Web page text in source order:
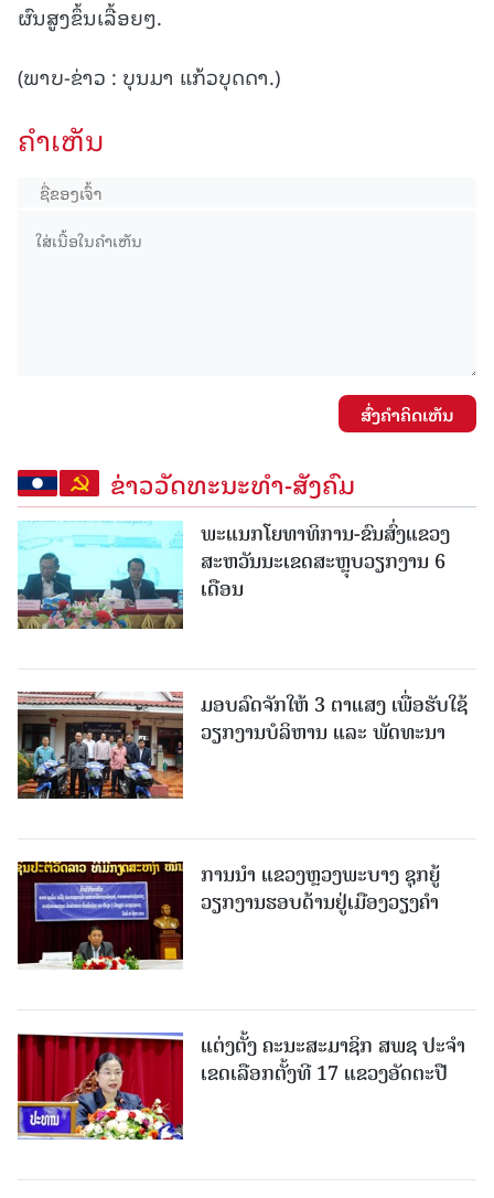
ຜົນສູງຂຶ້ນເລື້ອຍໆ.
(ພາບ-ຂ່າວ : ບຸນມາ ແກ້ວບຸດດາ.)
ຄໍາເຫັນ
ສົ່ງຄໍາຄິດເຫັນ
ຂ່າວວັດທະນະທຳ-ສັງຄົມ
ພະແນກໂຍທາທິການ-ຂົນສົ່ງແຂວງ
ສະຫວັນນະເຂດສະຫຼຸບວຽກງານ 6
ເດືອນ
ມອບລົດຈັກໃຫ້ 3 ຕາແສງ ເພື່ອຮັບໃຊ້
ວຽກງານບໍລິຫານ ແລະ ພັດທະນາ
ການນຳ ແຂວງຫຼວງພະບາງ ຊຸກຍູ້
ວຽກງານຮອບດ້ານຢູ່ເມືອງວຽງຄໍາ
ແຕ່ງຕັ້ງ ຄະນະສະມາຊິກ ສພຊ ປະຈຳ
ເຂດເລືອກຕັ້ງທີ 17 ແຂວງອັດຕະປື